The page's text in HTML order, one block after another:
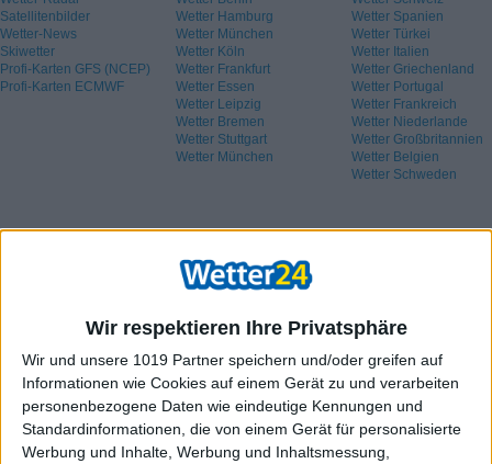
Wir respektieren Ihre Privatsphäre
Wir und unsere 1019 Partner speichern und/oder greifen auf
Informationen wie Cookies auf einem Gerät zu und verarbeiten
personenbezogene Daten wie eindeutige Kennungen und
Standardinformationen, die von einem Gerät für personalisierte
Werbung und Inhalte, Werbung und Inhaltsmessung,
Satellitenbilder
Wetter-News
Skiwetter
Profi-Karten GFS (NCEP)
Profi-Karten ECMWF
Wetter Hamburg
Wetter München
Wetter Köln
Wetter Frankfurt
Wetter Essen
Wetter Leipzig
Wetter Bremen
Wetter Stuttgart
Wetter München
Wetter Spanien
Wetter Türkei
Wetter Italien
Wetter Griechenland
Wetter Portugal
Wetter Frankreich
Wetter Niederlande
Wetter Großbritannien
Wetter Belgien
Wetter Schweden